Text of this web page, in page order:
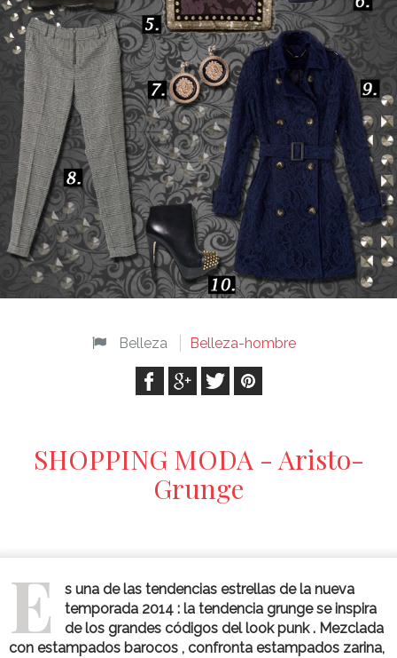
Belleza Belleza-hombre
SHOPPING MODA - Aristo-
Grunge
E
s una de las tendencias estrellas de la nueva
temporada 2014 : la tendencia grunge se inspira
de los grandes códigos del look punk . Mezclada
con estampados barocos , confronta estampados zarina,